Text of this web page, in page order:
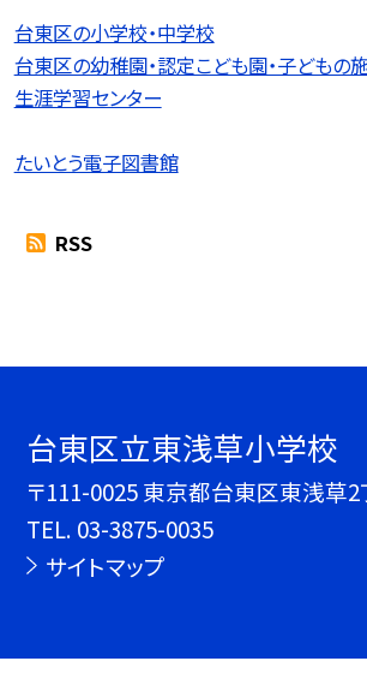
台東区の小学校・中学校
台東区の幼稚園・認定こども園・子どもの
生涯学習センター
たいとう電子図書館
RSS
台東区立東浅草小学校
〒111-0025 東京都台東区東浅草
TEL. 03-3875-0035
サイトマップ